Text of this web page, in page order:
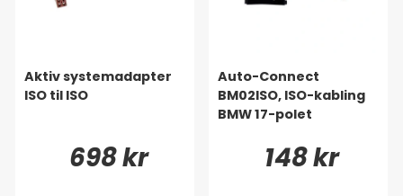
Aktiv systemadapter
ISO til ISO
698 kr
Auto-Connect
BM02ISO, ISO-kabling
BMW 17-polet
148 kr